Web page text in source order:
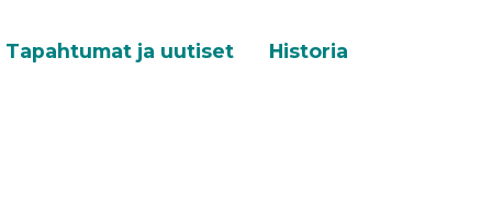
Tapahtumat ja uutiset Historia